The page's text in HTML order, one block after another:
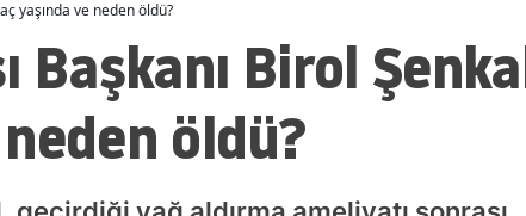
yaşında ve neden öldü?
Başkanı Birol
öldü?